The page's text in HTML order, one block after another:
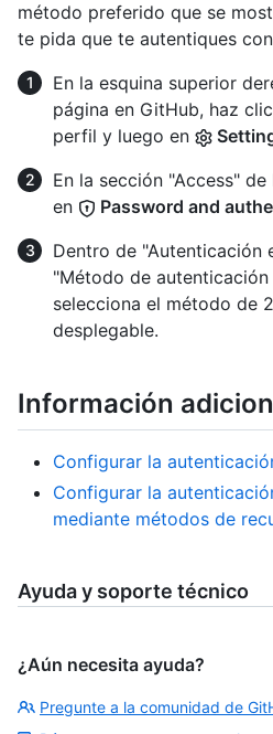
método preferido que se
te pida que te autentiques
En la esquina superior
página en GitHub, haz
perfil y luego en
En la sección "Access"
en
Password and
Dentro de "Autenticación
"Método de
selecciona el método de
desplegable.
Información
Configurar la
Configurar la
mediante métodos de
Ayuda y soporte técnico
¿Aún necesita ayuda?
Pregunte a la comunidad de